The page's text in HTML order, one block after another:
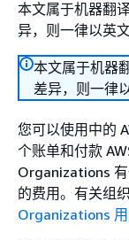
本文属于机器翻
异，则一律以英
本文属于机器
差异，则一律
您可以使用中的
个账单和付款
Organizations
的费用。有关组
Organizations